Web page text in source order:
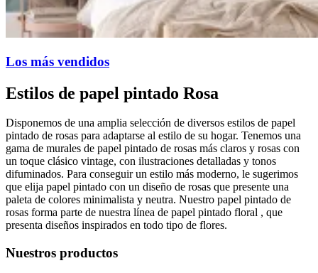
Los más vendidos
Estilos de papel pintado Rosa
Disponemos de una amplia selección de diversos estilos de papel
pintado de rosas para adaptarse al estilo de su hogar. Tenemos una
gama de murales de papel pintado de rosas más claros y rosas con
un toque clásico vintage, con ilustraciones detalladas y tonos
difuminados. Para conseguir un estilo más moderno, le sugerimos
que elija papel pintado con un diseño de rosas que presente una
paleta de colores minimalista y neutra. Nuestro papel pintado de
rosas forma parte de nuestra línea de papel pintado floral , que
presenta diseños inspirados en todo tipo de flores.
Nuestros productos